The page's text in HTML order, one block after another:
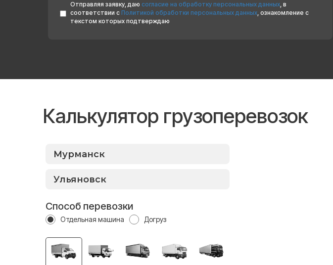
Отправляя заявку, даю согласие на обработку персональных данных, в
соответствии с Политикой обработки персональных данных, ознакомление с
текстом которых подтверждаю
Калькулятор грузоперевозок
Способ перевозки
Отдельная машина Догруз